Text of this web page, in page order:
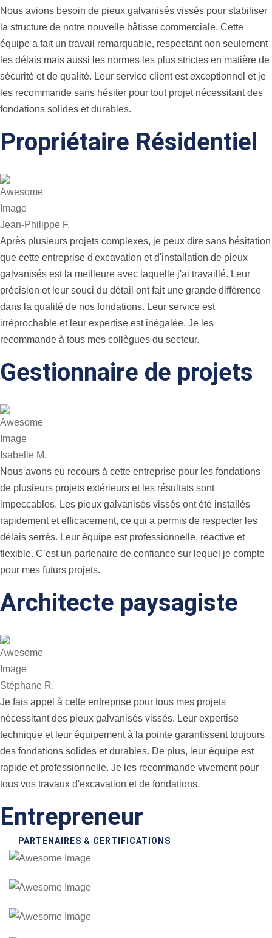
Nous avions besoin de pieux galvanisés vissés pour stabiliser
la structure de notre nouvelle bâtisse commerciale. Cette
équipe a fait un travail remarquable, respectant non seulement
les délais mais aussi les normes les plus strictes en matière de
sécurité et de qualité. Leur service client est exceptionnel et je
les recommande sans hésiter pour tout projet nécessitant des
fondations solides et durables.
Propriétaire Résidentiel
Jean-Philippe F.
Après plusieurs projets complexes, je peux dire sans hésitation
que cette entreprise d'excavation et d'installation de pieux
galvanisés est la meilleure avec laquelle j'ai travaillé. Leur
précision et leur souci du détail ont fait une grande différence
dans la qualité de nos fondations. Leur service est
irréprochable et leur expertise est inégalée. Je les
recommande à tous mes collègues du secteur.
Gestionnaire de projets
Isabelle M.
Nous avons eu recours à cette entreprise pour les fondations
de plusieurs projets extérieurs et les résultats sont
impeccables. Les pieux galvanisés vissés ont été installés
rapidement et efficacement, ce qui a permis de respecter les
délais serrés. Leur équipe est professionnelle, réactive et
flexible. C’est un partenaire de confiance sur lequel je compte
pour mes futurs projets.
Architecte paysagiste
Stéphane R.
Je fais appel à cette entreprise pour tous mes projets
nécessitant des pieux galvanisés vissés. Leur expertise
technique et leur équipement à la pointe garantissent toujours
des fondations solides et durables. De plus, leur équipe est
rapide et professionnelle. Je les recommande vivement pour
tous vos travaux d'excavation et de fondations.
Entrepreneur
PARTENAIRES & CERTIFICATIONS